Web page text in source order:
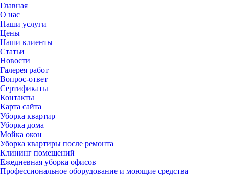
Главная
О нас
Наши услуги
Цены
Наши клиенты
Статьи
Новости
Галерея работ
Вопрос-ответ
Сертификаты
Контакты
Карта сайта
Уборка квартир
Уборка дома
Мойка окон
Уборка квартиры после ремонта
Клининг помещений
Ежедневная уборка офисов
Профессиональное оборудование и моющие средства